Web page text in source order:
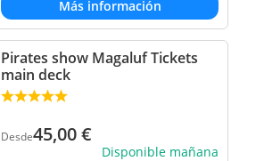
Más información
Pirates show Magaluf Tickets
main deck
Desde45,00€
Disponible mañana